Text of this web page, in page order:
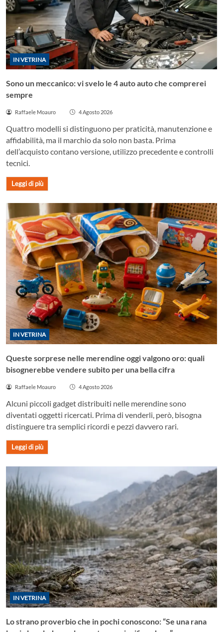
IN VETRINA
Sono un meccanico: vi svelo le 4 auto auto che comprerei
sempre
Raffaele Moauro 4 Agosto 2026
Quattro modelli si distinguono per praticità, manutenzione e
affidabilità, ma il marchio da solo non basta. Prima
dell’acquisto contano versione, utilizzo precedente e controlli
tecnici.
Leggi di più
IN VETRINA
Queste sorprese nelle merendine oggi valgono oro: quali
bisognerebbe vendere subito per una bella cifra
Raffaele Moauro 4 Agosto 2026
Alcuni piccoli gadget distribuiti nelle merendine sono
diventati oggetti ricercati. Prima di venderli, però, bisogna
distinguere tra semplici ricordi e pezzi davvero rari.
Leggi di più
IN VETRINA
Lo strano proverbio che in pochi conoscono: “Se una rana